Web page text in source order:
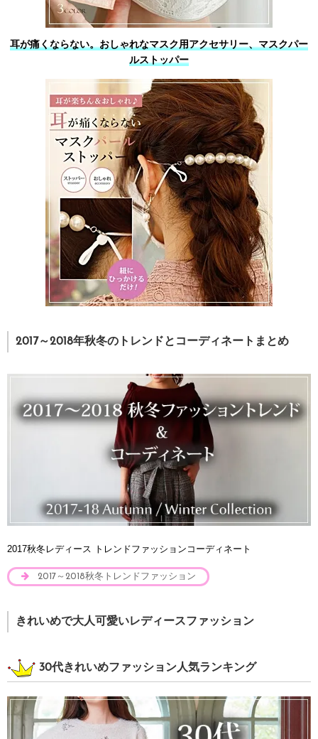
耳が痛くならない。おしゃれなマスク用アクセサリー、マスクパー
ルストッパー
2017～2018年秋冬のトレンドとコーディネートまとめ
2017秋冬レディース トレンドファッションコーディネート
2017～2018秋冬トレンドファッション
きれいめで大人可愛いレディースファッション
30代きれいめファッション人気ランキング